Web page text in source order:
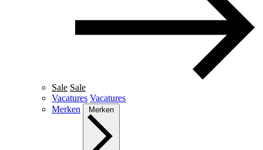
Sale Sale
Vacatures Vacatures
Merken
Merken